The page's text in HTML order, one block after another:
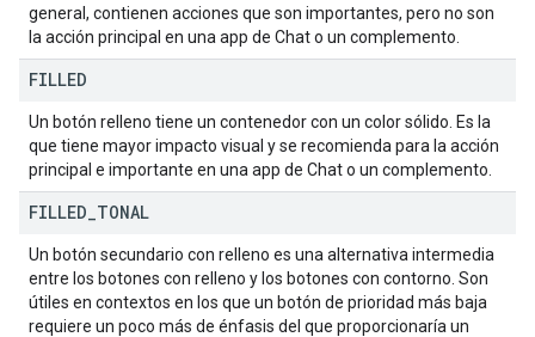
general, contienen acciones que son importantes, pero no son
la acción principal en una app de Chat o un complemento.
FILLED
Un botón relleno tiene un contenedor con un color sólido. Es la
que tiene mayor impacto visual y se recomienda para la acción
principal e importante en una app de Chat o un complemento.
FILLED TONAL
Un botón secundario con relleno es una alternativa intermedia
entre los botones con relleno y los botones con contorno. Son
útiles en contextos en los que un botón de prioridad más baja
requiere un poco más de énfasis del que proporcionaría un